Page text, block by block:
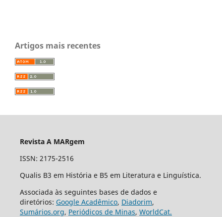
Artigos mais recentes
Revista A MARgem
ISSN: 2175-2516
Qualis B3 em História e B5 em Literatura e Linguística.
Associada às seguintes bases de dados e
diretórios: Google Acadêmico, Diadorim,
Sumários.org, Periódicos de Minas, WorldCat.